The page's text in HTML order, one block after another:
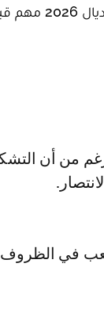
قال وليد الركراكي مدرب المنتخب الوطني لكرة القدم إن الفوز على زامبيا غدا
في الظروف